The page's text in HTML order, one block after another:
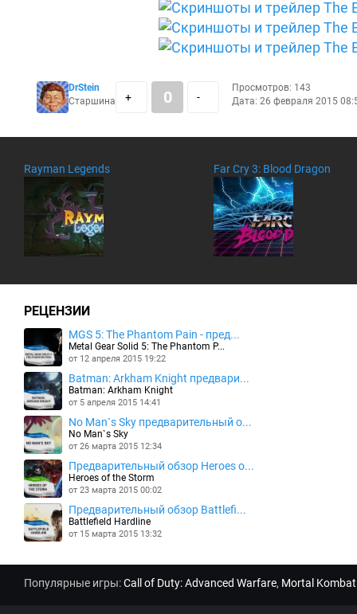
DrStein
Старшина
+ 0 -
Просмотров: 143
Дата: 26 февраля 2015
Rayman Legends Far Cry 3: Blood Dragon
РЕЦЕНЗИИ
MGS 5: The Phantom Pain - пред...
Metal Gear Solid 5: The Phantom P...
от 12 апреля 2015 19:22
Batman: Arkham Knight предвари...
Batman: Arkham Knight
от 5 апреля 2015 14:41
No Man`s Sky предварительный о...
No Man`s Sky
от 26 марта 2015 12:34
Предварительный обзор Heroes o...
Heroes of the Storm
от 23 марта 2015 00:02
Предварительный обзор Battlefi...
Battlefield Hardline
от 15 марта 2015 13:32
Популярные игры:Call of Duty: Advanced Warfare, Mortal